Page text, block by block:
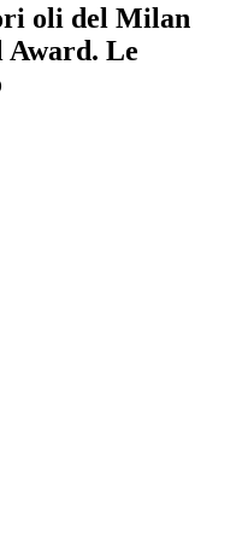
oli del Milan
Le